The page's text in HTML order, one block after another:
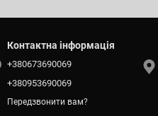
Контактна інформація
+380673690069
+380953690069
Передзвонити вам?